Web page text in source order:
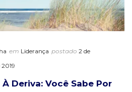
em Liderança postado 2 de
Deriva: Você Sabe Por